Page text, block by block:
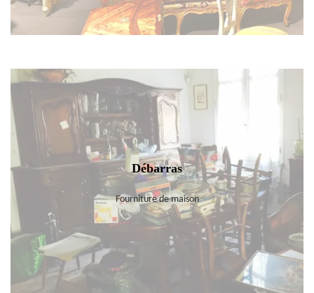
Débarras
Fourniture de maison